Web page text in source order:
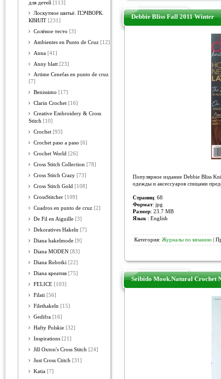
для детей [113]
Лоскутное шитьё. ПЭЧВОРК.
КВИЛТ [231]
Солёное тесто [3]
Ambientes en Punto de Cruz [12]
Anna [41]
Anny blatt [23]
Artime Cenefas en punto de cruz
[7]
Benissimo [17]
Clarin Crochet [16]
Creative Embroidery & Cross
Stitch [10]
Crochet [93]
Crochet paso a paso [6]
Crochet World [26]
Cross Stitch Collection [78]
Cross Stitch Crazy [73]
Cross Stitch Gold [108]
CrossStitcher [109]
Cuadros en punto de cruz [2]
De Fil en Aiguille [3]
Dekoratives Hakeln [7]
Diana hakelmode [9]
Diana MODEN [83]
Diana Robotki [22]
Diana креатив [75]
FELICE [103]
Filati [56]
Filethakeln [15]
Gedifra [16]
Hafty Polskie [32]
Inspirations [21]
Jill Oxton's Cross Stitch [24]
Just Cross Ctitch [31]
Katia [7]
Debbie Bliss Fall 2011 Winter
Популярное издание Debbie Bliss
одежды и аксессуаров спицами
Страниц: 68
Формат: jpg
Размер: 23.7 MB
Язык : English
Категория: Журналы по вязанию |
Seibido Mook.Natural Crochet